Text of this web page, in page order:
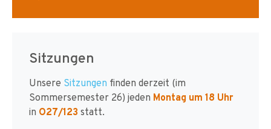
Sitzungen
Unsere Sitzungen finden derzeit (im
Sommersemester 26) jeden Montag um 18 Uhr
in O27/123 statt.